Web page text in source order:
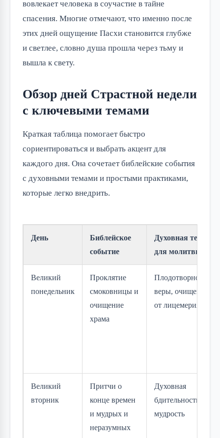
вовлекает человека в соучастие в тайне
спасения. Многие отмечают, что именно после
этих дней ощущение Пасхи становится глубже
и светлее, словно душа прошла через тьму и
вышла к свету.
Обзор дней Страстной недели
с ключевыми темами
Краткая таблица помогает быстро
сориентироваться и выбрать акцент для
каждого дня. Она сочетает библейские события
с духовными темами и простыми практиками,
которые легко внедрить.
День
Библейское
событие
Духовная тема
для молитвы
Великий
понедельник
Проклятие
смоковницы и
очищение
храма
Плодотворность
веры, очищение
от лицемерия
Великий
вторник
Притчи о
конце времен
и мудрых и
неразумных
Духовная
бдительность и
мудрость